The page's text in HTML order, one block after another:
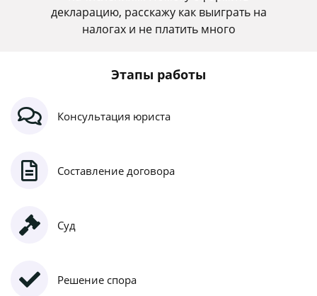
декларацию, расскажу как выиграть на
налогах и не платить много
Этапы работы
Консультация юриста
Составление договора
Суд
Решение спора